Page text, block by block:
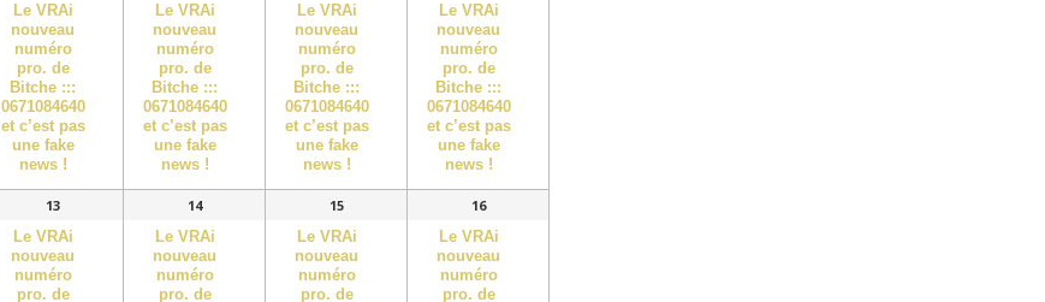
Le VRAi
nouveau
numéro
pro. de
Bitche :::
0671084640
et c’est pas
une fake
news !
Le VRAi
nouveau
numéro
pro. de
Bitche :::
0671084640
et c’est pas
une fake
news !
Le VRAi
nouveau
numéro
pro. de
Bitche :::
0671084640
et c’est pas
une fake
news !
Le VRAi
nouveau
numéro
pro. de
Bitche :::
0671084640
et c’est pas
une fake
news !
13
Le VRAi
nouveau
numéro
pro. de
14
Le VRAi
nouveau
numéro
pro. de
15
Le VRAi
nouveau
numéro
pro. de
16
Le VRAi
nouveau
numéro
pro. de